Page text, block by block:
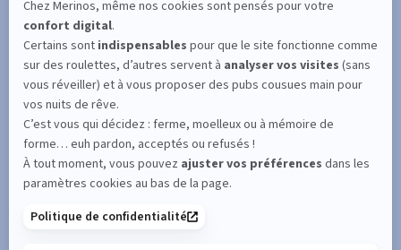
SUIVEZ L'ACTUALITÉ DE MERINOS !
Entrez votre adresse email
S'inscrire